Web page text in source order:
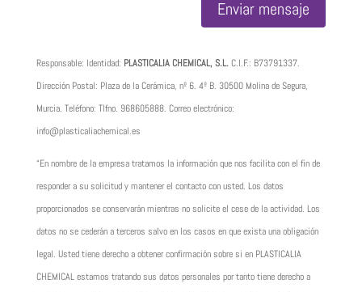
Enviar mensaje
Responsable: Identidad: PLASTICALIA CHEMICAL, S.L.C.I.F.: B73791337.
Dirección Postal: Plaza de la Cerámica, nº 6. 4º B. 30500 Molina de Segura,
Murcia. Teléfono: Tlfno. 968605888. Correo electrónico:
info@plasticaliachemical.es
“En nombre de la empresa tratamos la información que nos facilita con el fin de
responder a su solicitud y mantener el contacto con usted. Los datos
proporcionados se conservarán mientras no solicite el cese de la actividad. Los
datos no se cederán a terceros salvo en los casos en que exista una obligación
legal. Usted tiene derecho a obtener confirmación sobre si en PLASTICALIA
CHEMICAL estamos tratando sus datos personales por tanto tiene derecho a